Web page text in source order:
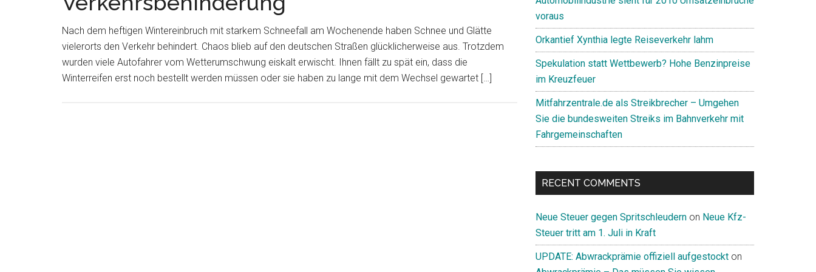
Nach dem heftigen Wintereinbruch mit starkem Schneefall am Wochenende haben Schnee und Glätte
vielerorts den Verkehr behindert. Chaos blieb auf den deutschen Straßen glücklicherweise aus. Trotzdem
wurden viele Autofahrer vom Wetterumschwung eiskalt erwischt. Ihnen fällt zu spät ein, dass die
Winterreifen erst noch bestellt werden müssen oder sie haben zu lange mit dem Wechsel gewartet […]
voraus
Orkantief Xynthia legte Reiseverkehr lahm
Spekulation statt Wettbewerb? Hohe Benzinpreise
im Kreuzfeuer
Mitfahrzentrale.de als Streikbrecher – Umgehen
Sie die bundesweiten Streiks im Bahnverkehr mit
Fahrgemeinschaften
RECENT COMMENTS
Neue Steuer gegen Spritschleudern on Neue Kfz-
Steuer tritt am 1. Juli in Kraft
UPDATE: Abwrackprämie offiziell aufgestockt on